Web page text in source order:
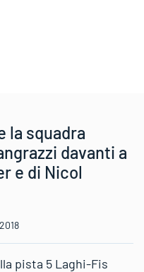
la squadra
davanti a
e di Nicol
pista 5 Laghi-Fis